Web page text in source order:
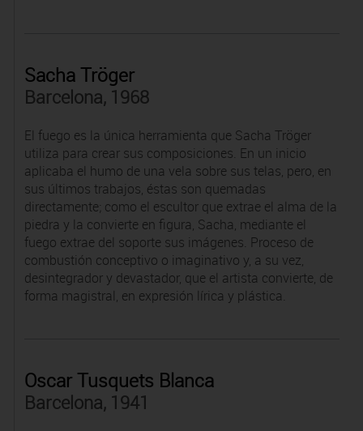
Sacha Tröger
Barcelona, 1968
El fuego es la única herramienta que Sacha Tröger
utiliza para crear sus composiciones. En un inicio
aplicaba el humo de una vela sobre sus telas, pero, en
sus últimos trabajos, éstas son quemadas
directamente; como el escultor que extrae el alma de la
piedra y la convierte en figura, Sacha, mediante el
fuego extrae del soporte sus imágenes. Proceso de
combustión conceptivo o imaginativo y, a su vez,
desintegrador y devastador, que el artista convierte, de
forma magistral, en expresión lírica y plástica.
Oscar Tusquets Blanca
Barcelona, 1941